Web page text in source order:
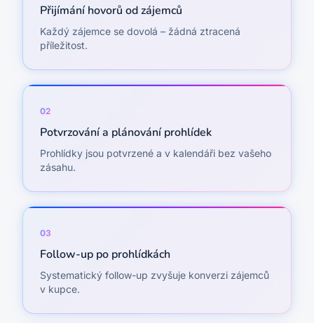
Přijímání hovorů od zájemců
Každý zájemce se dovolá – žádná ztracená
příležitost.
02
Potvrzování a plánování prohlídek
Prohlídky jsou potvrzené a v kalendáři bez vašeho
zásahu.
03
Follow-up po prohlídkách
Systematický follow-up zvyšuje konverzi zájemců
v kupce.